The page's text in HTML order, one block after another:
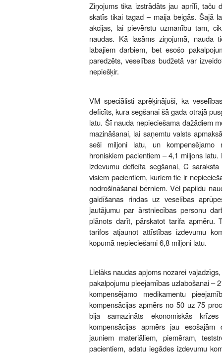
Ziņojums tika izstrādāts jau aprīlī, taču
skatīs tikai tagad – maija beigās. Šajā
akcijas, lai pievērstu uzmanību tam,
naudas. Kā lasāms ziņojumā, nauda
labajiem darbiem, bet esošo
paredzēts, veselības budžetā var
nepiešķir.
VM speciālisti aprēķinājuši, ka
deficīts, kura segšanai šā gada otrajā
latu. Šī nauda nepieciešama dažādiem
mazināšanai, lai saņemtu valsts
seši miljoni latu, un kompensējamo
hroniskiem pacientiem – 4,1 miljons
izdevumu deficīta segšanai, C
visiem pacientiem, kuriem tie ir
nodrošināšanai bērniem. Vēl papildu
gaidīšanas rindas uz veselības
jautājumu par ārstniecības personu
plānots darīt, pārskatot tarifa apmēru.
tarifos atjaunot attīstības izdevumu
kopumā nepieciešami 6,8 miljoni latu.
Lielāks naudas apjoms nozarei
pakalpojumu pieejamības uzlabošanai –
kompensējamo medikamentu
kompensācijas apmērs no 50 uz 75
bija samazināts ekonomiskās
kompensācijas apmērs jau
jauniem materiāliem, piemēram,
pacientiem, adatu iegādes izdevumu